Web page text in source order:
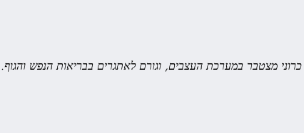
מצטבר במערכת העצבים, וגורם לאתגרים בבריאות הנפש והגוף.